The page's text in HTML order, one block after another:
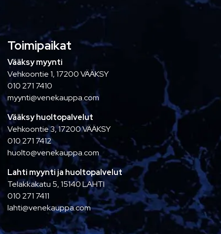
Toimipaikat
Vääksy myynti
Vehkoontie 1, 17200 VÄÄKSY
010 271 7410
myynti@venekauppa.com
Vääksy huoltopalvelut
Vehkoontie 3, 17200 VÄÄKSY
010 271 7412
huolto@venekauppa.com
Lahti myynti ja huoltopalvelut
Telakkakatu 5, 15140 LAHTI
010 271 7411
lahti@venekauppa.com